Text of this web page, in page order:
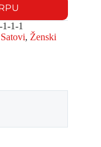
1-1
Satovi, Ženski